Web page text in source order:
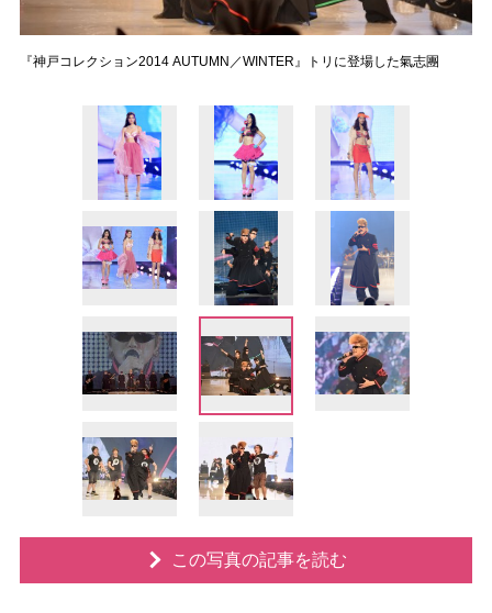
『神戸コレクション2014 AUTUMN／WINTER』トリに登場した氣志團
この写真の記事を読む